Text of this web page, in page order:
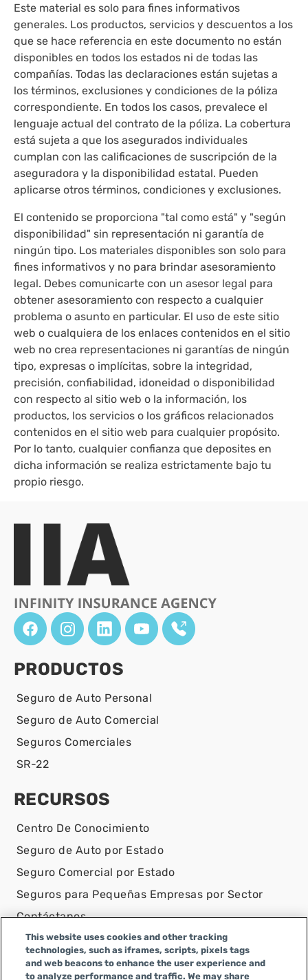
Este material es solo para fines informativos
generales. Los productos, servicios y descuentos a los
que se hace referencia en este documento no están
disponibles en todos los estados ni de todas las
compañías. Todas las declaraciones están sujetas a
los términos, exclusiones y condiciones de la póliza
correspondiente. En todos los casos, prevalece el
lenguaje actual del contrato de la póliza. La cobertura
está sujeta a que los asegurados individuales
cumplan con las calificaciones de suscripción de la
aseguradora y la disponibilidad estatal. Pueden
aplicarse otros términos, condiciones y exclusiones.
El contenido se proporciona "tal como está" y "según
disponibilidad" sin representación ni garantía de
ningún tipo. Los materiales disponibles son solo para
fines informativos y no para brindar asesoramiento
legal. Debes comunicarte con un asesor legal para
obtener asesoramiento con respecto a cualquier
problema o asunto en particular. El uso de este sitio
web o cualquiera de los enlaces contenidos en el sitio
web no crea representaciones ni garantías de ningún
tipo, expresas o implícitas, sobre la integridad,
precisión, confiabilidad, idoneidad o disponibilidad
con respecto al sitio web o la información, los
productos, los servicios o los gráficos relacionados
contenidos en el sitio web para cualquier propósito.
Por lo tanto, cualquier confianza que deposites en
dicha información se realiza estrictamente bajo tu
propio riesgo.
PRODUCTOS
Seguro de Auto Personal
Seguro de Auto Comercial
Seguros Comerciales
SR-22
RECURSOS
Centro De Conocimiento
Seguro de Auto por Estado
Seguro Comercial por Estado
Seguros para Pequeñas Empresas por Sector
Contáctanos
AVISO LEGAL
Infinity Insurance Agency, Inc. opera como Infinity
This website uses cookies and other tracking
technologies, such as iframes, scripts, pixels tags
and web beacons to enhance the user experience and
to analyze performance and traffic. We may share